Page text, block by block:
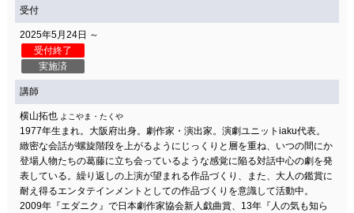
受付
2025年5月24日 ～
受付終了
実施済
講師
横山拓也 よこやま・たくや
1977年生まれ。大阪府出身。劇作家・演出家。演劇ユニットiaku代表。
緻密な会話が螺旋階段を上がるようにじっくりと層を重ね、いつの間にか
登場人物たちの葛藤に立ち会っているような感覚に陥る対話中心の劇を発
表している。繰り返しの上演が望まれる作品づくり、また、大人の鑑賞に
耐え得るエンタテインメントとしての作品づくりを意識して活動中。
2009年『エダニク』で日本劇作家協会新人戯曲賞、13年『人の気も知ら